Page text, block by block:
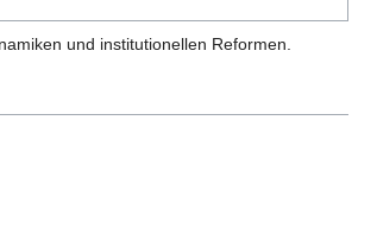
und institutionellen Reformen.